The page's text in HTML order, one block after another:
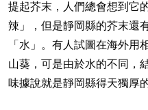
提起芥末，人們總會想到它
辣」，但是靜岡縣的芥末還
「水」。有人試圖在海外用
山葵，可是由於水的不同
味據說就是靜岡縣得天獨厚